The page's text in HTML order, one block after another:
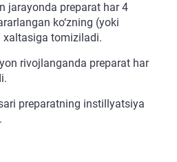
jarayonda preparat har 4
ko‘zning (yoki
xaltasiga tomiziladi.
rivojlanganda preparat har
preparatning instillyatsiya